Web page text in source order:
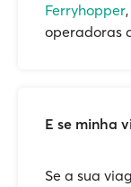
Ferryhopper
operadoras
E se minha
Se a sua